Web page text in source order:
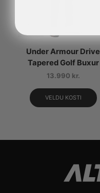
Under Armour Drive
Tapered Golf Buxur
13.990 kr.
VELDU KOSTI